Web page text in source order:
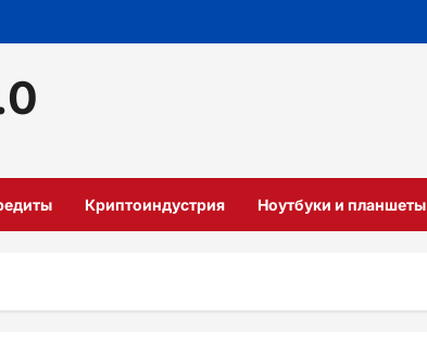
Криптоиндустрия Ноутбуки и планшеты